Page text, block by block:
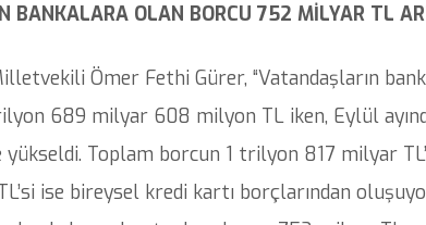
BANKALARA OLAN BORCU 752 MİLYAR TL
Ömer Fethi Gürer, “Vatandaşların
689 milyar 608 milyon TL iken, Eylül
yükseldi. Toplam borcun 1 trilyon 817 milyar
ise bireysel kredi kartı borçlarından